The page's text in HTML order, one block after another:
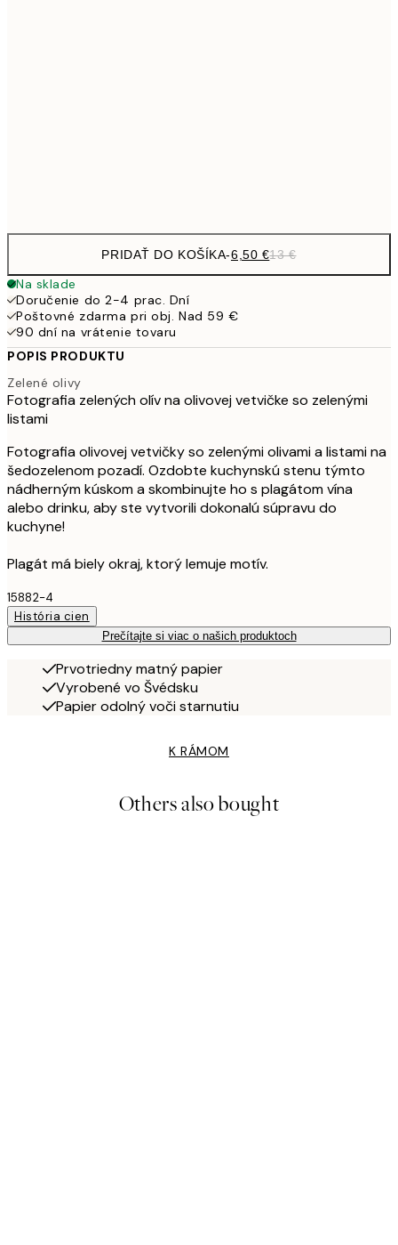
PRIDAŤ DO KOŠÍKA-6,50 €13 €
Na sklade
Doručenie do 2-4 prac. Dní
Poštovné zdarma pri obj. Nad 59 €
90 dní na vrátenie tovaru
POPIS PRODUKTU
Zelené olivy
Fotografia zelených olív na olivovej vetvičke so zelenými
listami
Fotografia olivovej vetvičky so zelenými olivami a listami na
šedozelenom pozadí. Ozdobte kuchynskú stenu týmto
nádherným kúskom a skombinujte ho s plagátom vína
alebo drinku, aby ste vytvorili dokonalú súpravu do
kuchyne!
Plagát má biely okraj, ktorý lemuje motív.
15882-4
História cien
Prečítajte si viac o našich produktoch
Prvotriedny matný papier
Vyrobené vo Švédsku
Papier odolný voči starnutiu
K RÁMOM
Others also bought